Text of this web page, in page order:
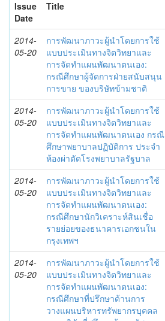
Issue
Date
Title
2014-
05-20
การพัฒนาภาวะผู้นำโดยการใช้
แบบประเมินทางจิตวิทยาและ
การจัดทำแผนพัฒนาตนเอง:
กรณีศึกษาผู้จัดการฝ่ายสนับสนุน
การขาย ของบริษัทข้ามชาติ
2014-
05-20
การพัฒนาภาวะผู้นำโดยการใช้
แบบประเมินทางจิตวิทยาและ
การจัดทำแผนพัฒนาตนเอง กรณี
ศึกษาพยาบาลปฏิบัติการ ประจำ
ห้องผ่าตัดโรงพยาบาลรัฐบาล
2014-
05-20
การพัฒนาภาวะผู้นำโดยการใช้
แบบประเมินทางจิตวิทยาและ
การจัดทำแผนพัฒนาตนเอง:
กรณีศึกษานักวิเคราะห์สินเชื่อ
รายย่อยของธนาคารเอกชนใน
กรุงเทพฯ
2014-
05-20
การพัฒนาภาวะผู้นำโดยการใช้
แบบประเมินทางจิตวิทยาและ
การจัดทำแผนพัฒนาตนเอง:
กรณีศึกษาที่ปรึกษาด้านการ
วางแผนบริหารทรัพยากรบุคคล